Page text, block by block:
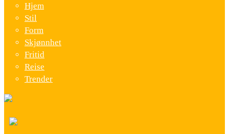
Hjem
Stil
Form
Skjønnhet
Fritid
Reise
Trender